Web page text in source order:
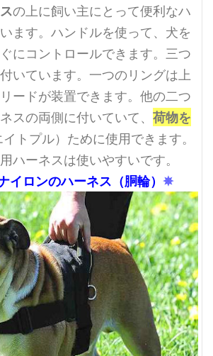
の上に飼い主にとって便利なハ
ます。ハンドルを使って、犬を
にコントロールできます。三つ
いています。一つのリングは上
ードが装置できます。他の二つ
スの両側に付いていて、 荷物を
イトプル）ために使用できます。
ハーネスは使いやすいです。
イロンのハーネス（胴輪） ✵